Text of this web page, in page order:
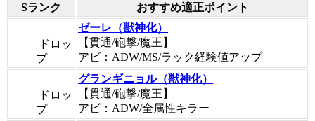
Sランク おすすめ適正ポイント
ドロッ
プ
ゼーレ（獣神化）
【貫通/砲撃/魔王】
アビ：ADW/MS/ラック経験値アップ
ドロッ
プ
グランギニョル（獣神化）
【貫通/砲撃/魔王】
アビ：ADW/全属性キラー